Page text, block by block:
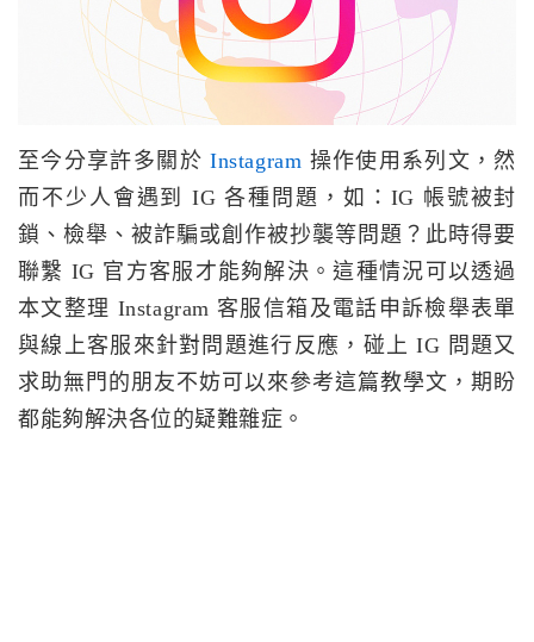
至今分享許多關於Instagram 操作使用系列文，然
而不少人會遇到 IG 各種問題，如：IG 帳號被封
鎖、檢舉、被詐騙或創作被抄襲等問題？此時得要
聯繫 IG 官方客服才能夠解決。這種情況可以透過
本文整理 Instagram 客服信箱及電話申訴檢舉表單
與線上客服來針對問題進行反應，碰上 IG 問題又
求助無門的朋友不妨可以來參考這篇教學文，期盼
都能夠解決各位的疑難雜症。